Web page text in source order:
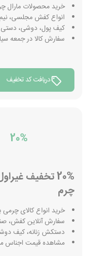
خرید محصولات مارال
انواع کفش مجلسی،
کیف پول، دوشی، دستی
سفارش کالا در جمعه
دریافت کد تخفیف
20%
20% تخفیف
چرم
خرید انواع کالای
سفارش آنلاین کفش،
دستکش زنانه، کیف
مشاهده قیمت اجناس